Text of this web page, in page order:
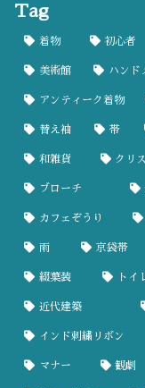
Tag
着物 初心者
美術館 ハンド
アンティーク着物
替え袖 帯
和雑貨 クリ
ブローチ
カフェぞうり
雨 京袋帯
綴葉装 トイ
近代建築
インド刺繍リボン
マナー 観劇